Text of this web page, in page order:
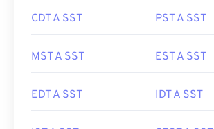
CDT A SST PST A SST
MST A SST EST A SST
EDT A SST IDT A SST